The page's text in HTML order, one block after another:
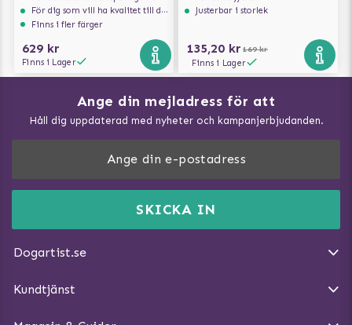
För dig som vill ha kvalitet till din hund!
Finns i fler färger
629 kr
Finns i Lager
Justerbar i storlek
135,20 kr 169 kr
Finns i Lager
Ange din mejladress för att
Håll dig uppdaterad med nyheter och kampanjerbjudanden.
SKICKA IN
Dogartist.se
DogArtist.se drivs av:
E-post:info@dogartist.se
Kundtjänst
Ångra Köp
Vad kan hundar äta?
Träna Nose Work hemma
Så gör du promenaden roligare